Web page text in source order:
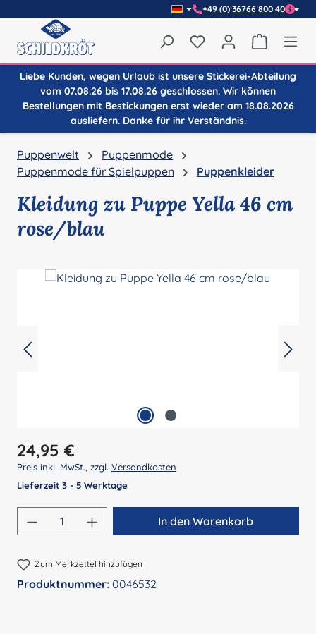
+49 (0) 36766 800 40
Du hast 0 Produkte
Liebe Kunden, wegen Urlaub ist unsere Stickerei-Abteilung
vom 07.08.26 bis 17.08.26 geschlossen. Wir können
Bestellungen mit Bestickungen erst wieder am 18.08.2026
ausliefern. Danke für ihr Verständnis.
Puppenwelt
Puppenmode
Puppenmode für Spielpuppen
Puppenkleider
Kleidung zu Puppe Yella 46 cm
rose/blau
Regulärer Preis:
24,95 €
Preis inkl. MwSt., zzgl. Versandkosten
Lieferzeit 3 - 5 Werktage
Produkt Anzahl: Gib den gewünschten
In den Warenkorb
Zum Merkzettel hinzufügen
Produktnummer: 0046532